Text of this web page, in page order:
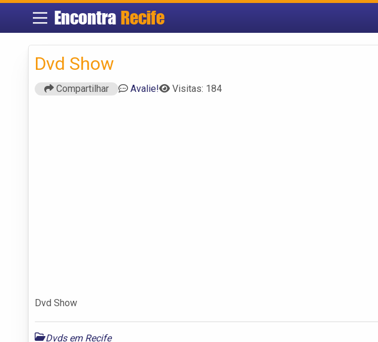
Encontra Recife
Dvd Show
Compartilhar Avalie! Visitas: 184
Dvd Show
Dvds em Recife